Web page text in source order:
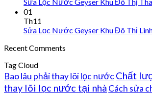
01
Th11
Sửa Lọc Nước Geyser Khu Đô Thị
Recent Comments
Tag Cloud
Bao lâu phải thay lõi lọc nước Chất
thay lõi lọc nước tại nhà Cách sửa